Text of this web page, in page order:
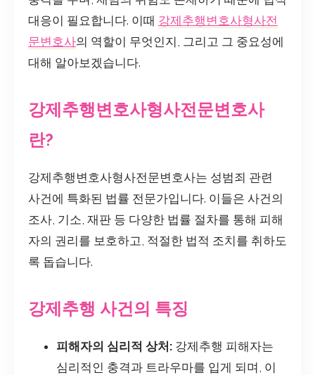
대응이 필요합니다. 이때 강제추행변호사형사전
문변호사의 역할이 무엇인지, 그리고 그 중요성에
대해 알아보겠습니다.
강제추행변호사형사전문변호사
란?
강제추행변호사형사전문변호사는 성범죄 관련
사건에 특화된 법률 전문가입니다. 이들은 사건의
조사, 기소, 재판 등 다양한 법률 절차를 통해 피해
자의 권리를 보호하고, 적절한 법적 조치를 취하도
록 돕습니다.
강제추행 사건의 특징
피해자의 심리적 상처: 강제추행 피해자는
심리적인 충격과 트라우마를 입게 되며, 이